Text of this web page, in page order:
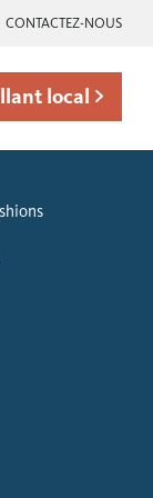
CONTACTEZ-NOUS
local